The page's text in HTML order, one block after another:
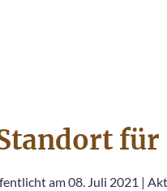
am 08. Juli 2021 |